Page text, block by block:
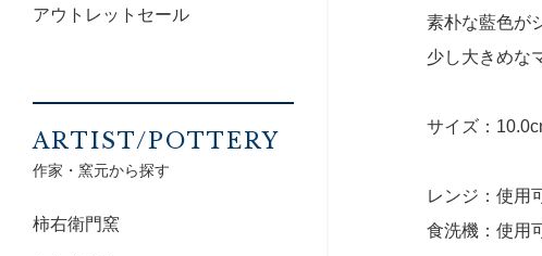
素朴な藍色が
少し大きめな
サイズ：
レンジ：使用
食洗機：使用
アウトレットセール
ARTIST/POTTERY
作家・窯元から探す
柿右衛門窯